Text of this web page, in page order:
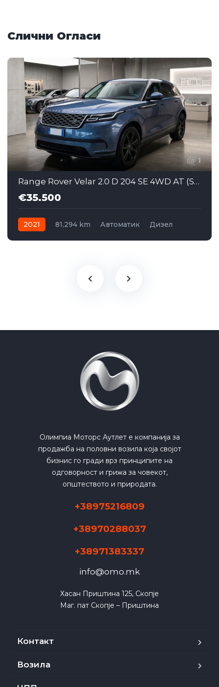
Слични Огласи
1
Range Rover Velar 2.0 D 204 SE 4WD AT (SAJ060)
€35.500
2021 81,294 km Автоматик
Дизел
Олимпиа Моторс Аутлет е компанија за
продажба на половни возила која својот
бизнис го гради врз принципите на
одговорност и грижа за човекот,
општеството и природата.
+38975216809
+38970288037
+38971383337
info@omo.mk
Хасан Приштина 125, Скопје
Маг. пат Скопје – Приштина
Контакт
Возила